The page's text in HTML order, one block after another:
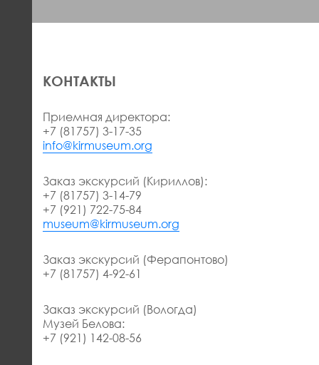
КОНТАКТЫ
Приемная директора:
+7 (81757) 3-17-35
info@kirmuseum.org
Заказ экскурсий (Кириллов):
+7 (81757) 3-14-79
+7 (921) 722-75-84
museum@kirmuseum.org
Заказ экскурсий (Ферапонтово)
+7 (81757) 4-92-61
Заказ экскурсий (Вологда)
Музей Белова:
+7 (921) 142-08-56